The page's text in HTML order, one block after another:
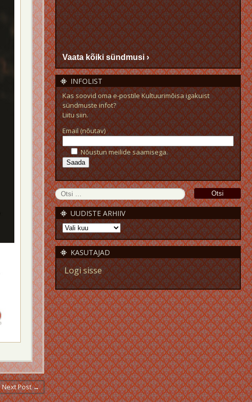
Next Post →
Vaata kõiki sündmusi ›
INFOLIST
Kas soovid oma e-postile Kultuurimõisa igakuist
sündmuste infot?
Liitu siin.
Email (nõutav)
Nõustun meilide saamisega.
UUDISTE ARHIIV
KASUTAJAD
Logi sisse